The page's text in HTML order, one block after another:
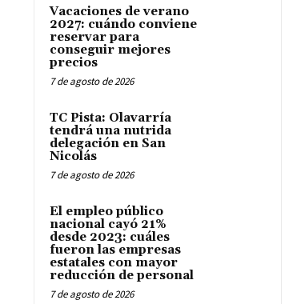
Vacaciones de verano
2027: cuándo conviene
reservar para
conseguir mejores
precios
7 de agosto de 2026
TC Pista: Olavarría
tendrá una nutrida
delegación en San
Nicolás
7 de agosto de 2026
El empleo público
nacional cayó 21%
desde 2023: cuáles
fueron las empresas
estatales con mayor
reducción de personal
7 de agosto de 2026